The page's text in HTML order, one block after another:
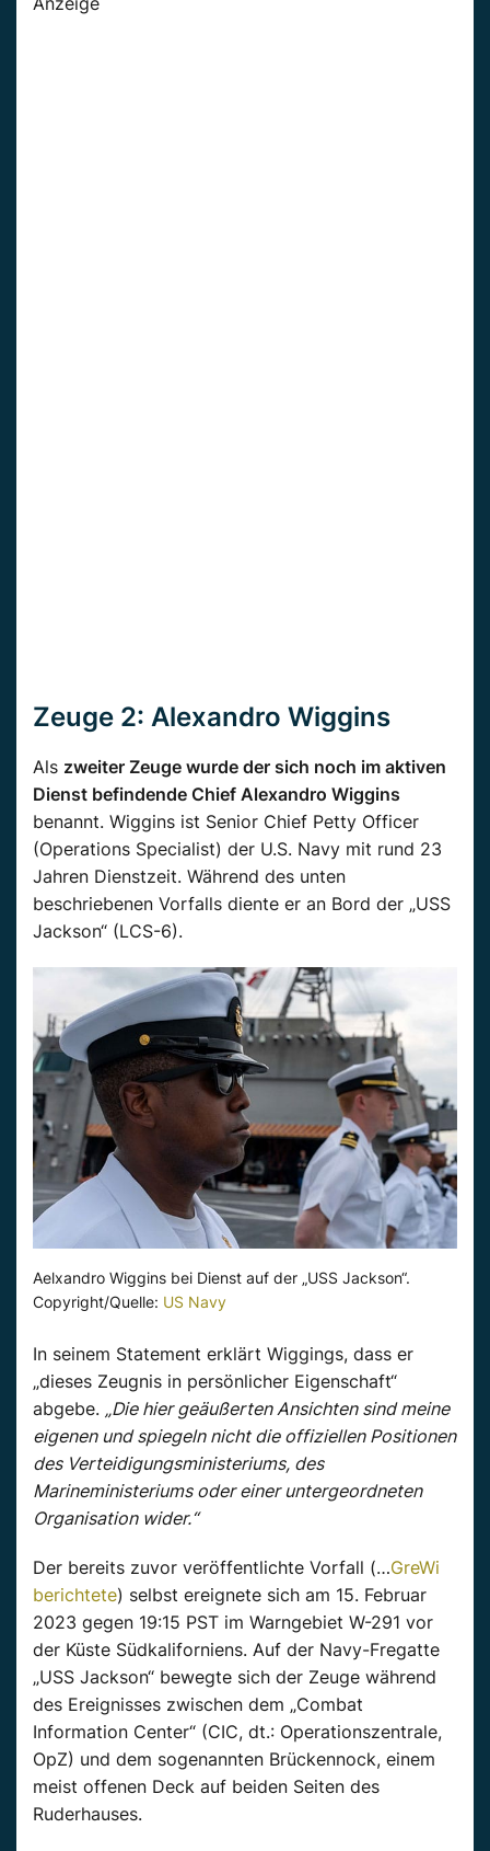
Zeuge 2: Alexandro Wiggins
Als zweiter Zeuge wurde der sich noch im aktiven
Dienst befindende Chief Alexandro Wiggins
benannt. Wiggins ist Senior Chief Petty Officer
(Operations Specialist) der U.S. Navy mit rund 23
Jahren Dienstzeit. Während des unten
beschriebenen Vorfalls diente er an Bord der „USS
Jackson“ (LCS-6).
Aelxandro Wiggins bei Dienst auf der „USS Jackson“.
Copyright/Quelle: US Navy
In seinem Statement erklärt Wiggings, dass er
„dieses Zeugnis in persönlicher Eigenschaft“
abgebe. „Die hier geäußerten Ansichten sind meine
eigenen und spiegeln nicht die offiziellen Positionen
des Verteidigungsministeriums, des
Marineministeriums oder einer untergeordneten
Organisation wider.“
Der bereits zuvor veröffentlichte Vorfall (…GreWi
berichtete) selbst ereignete sich am 15. Februar
2023 gegen 19:15 PST im Warngebiet W-291 vor
der Küste Südkaliforniens. Auf der Navy-Fregatte
„USS Jackson“ bewegte sich der Zeuge während
des Ereignisses zwischen dem „Combat
Information Center“ (CIC, dt.: Operationszentrale,
OpZ) und dem sogenannten Brückennock, einem
meist offenen Deck auf beiden Seiten des
Ruderhauses.